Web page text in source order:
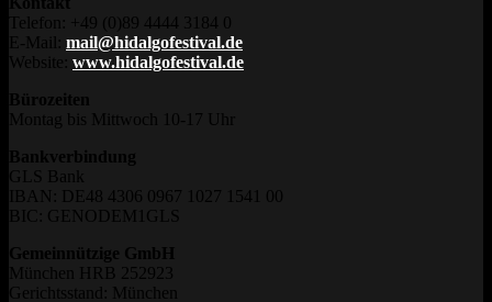
Telefon: +49 (0)89 4444 3184 0
E-Mail: mail@hidalgofestival.de
Website: www.hidalgofestival.de
Bürozeiten
Montag bis Mittwoch 10-17 Uhr
Bankverbindung
GLS Bank
IBAN: DE48 4306 0967 1027 1541 00
BIC: GENODEM1GLS
Gemeinnützige GmbH
München HRB 252923
Gerichtsstand: München